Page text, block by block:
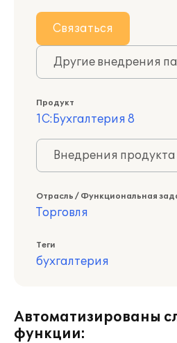
Связаться
Другие внедрения
Продукт
1С:Бухгалтерия 8
Внедрения
Отрасль / Функциональная
Торговля
Теги
бухгалтерия
Автоматизированы
функции: